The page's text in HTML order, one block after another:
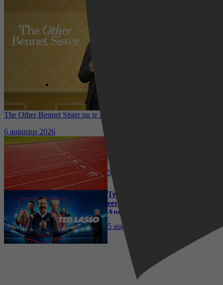
The Other Bennet Sister nu te zien op HBO Max: romantisch
kostuumdrama krijgt lovende recensies
6 augustus 2026
wedstrijden live
5 augustus 2026
Ted Lasso seizoen 4 is begonnen:
eerste aflevering nu te zien op
Apple TV+
5 augustus 2026